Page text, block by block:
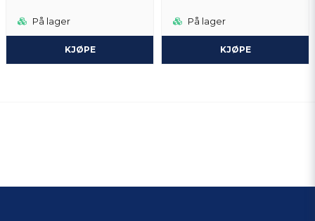
På lager
KJØPE
På lager
KJØPE